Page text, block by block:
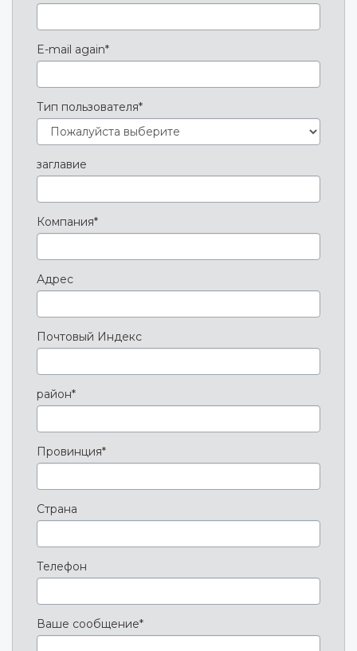
E-mail again*
Тип пользователя*
заглавие
Компания*
Адрес
Почтовый Индекс
район*
Провинция*
Страна
Телефон
Ваше сообщение*